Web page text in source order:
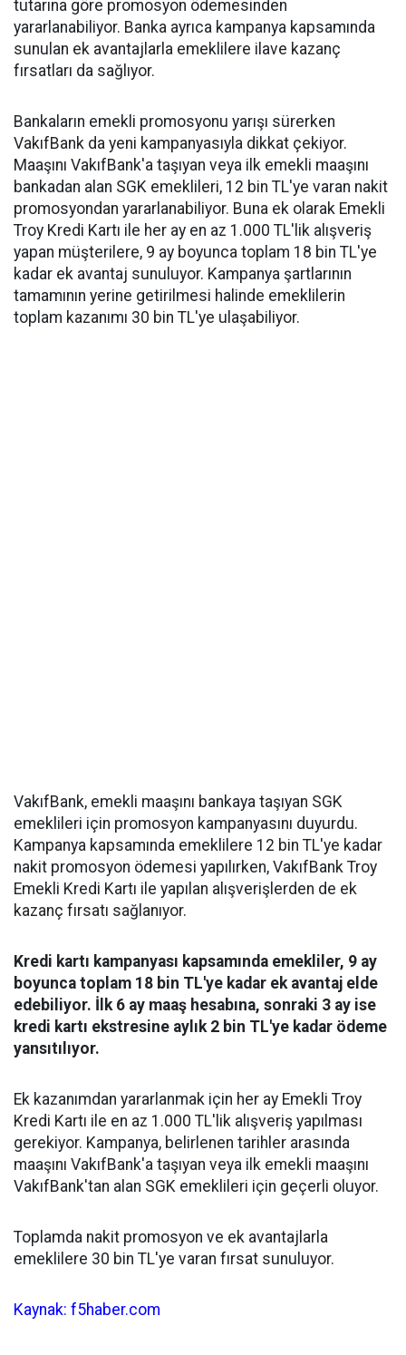
tutarına göre promosyon ödemesinden
yararlanabiliyor. Banka ayrıca kampanya kapsamında
sunulan ek avantajlarla emeklilere ilave kazanç
fırsatları da sağlıyor.
Bankaların emekli promosyonu yarışı sürerken
VakıfBank da yeni kampanyasıyla dikkat çekiyor.
Maaşını VakıfBank'a taşıyan veya ilk emekli maaşını
bankadan alan SGK emeklileri, 12 bin TL'ye varan nakit
promosyondan yararlanabiliyor. Buna ek olarak Emekli
Troy Kredi Kartı ile her ay en az 1.000 TL'lik alışveriş
yapan müşterilere, 9 ay boyunca toplam 18 bin TL'ye
kadar ek avantaj sunuluyor. Kampanya şartlarının
tamamının yerine getirilmesi halinde emeklilerin
toplam kazanımı 30 bin TL'ye ulaşabiliyor.
VakıfBank, emekli maaşını bankaya taşıyan SGK
emeklileri için promosyon kampanyasını duyurdu.
Kampanya kapsamında emeklilere 12 bin TL'ye kadar
nakit promosyon ödemesi yapılırken, VakıfBank Troy
Emekli Kredi Kartı ile yapılan alışverişlerden de ek
kazanç fırsatı sağlanıyor.
Kredi kartı kampanyası kapsamında emekliler, 9 ay
boyunca toplam 18 bin TL'ye kadar ek avantaj elde
edebiliyor. İlk 6 ay maaş hesabına, sonraki 3 ay ise
kredi kartı ekstresine aylık 2 bin TL'ye kadar ödeme
yansıtılıyor.
Ek kazanımdan yararlanmak için her ay Emekli Troy
Kredi Kartı ile en az 1.000 TL'lik alışveriş yapılması
gerekiyor. Kampanya, belirlenen tarihler arasında
maaşını VakıfBank'a taşıyan veya ilk emekli maaşını
VakıfBank'tan alan SGK emeklileri için geçerli oluyor.
Toplamda nakit promosyon ve ek avantajlarla
emeklilere 30 bin TL'ye varan fırsat sunuluyor.
Kaynak: f5haber.com